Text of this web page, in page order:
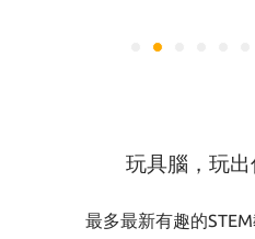
玩具腦，玩
最多最新有趣的